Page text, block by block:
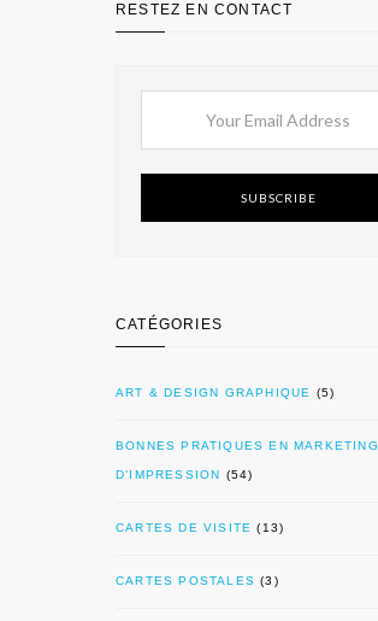
RESTEZ EN CONTACT
SUBSCRIBE
CATÉGORIES
ART & DESIGN GRAPHIQUE (5)
BONNES PRATIQUES EN MARKETING
D’IMPRESSION (54)
CARTES DE VISITE (13)
CARTES POSTALES (3)